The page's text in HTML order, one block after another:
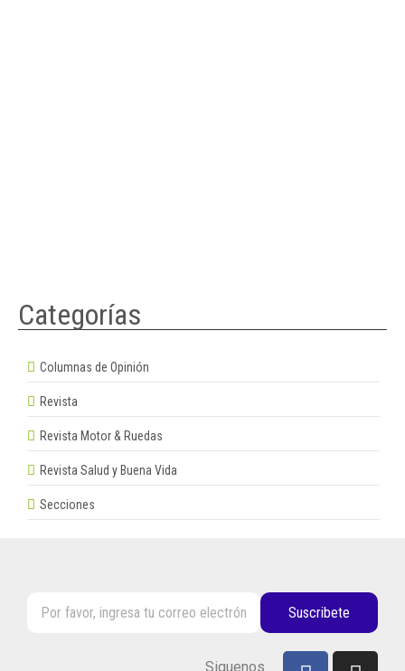
Categorías
Columnas de Opinión
Revista
Revista Motor & Ruedas
Revista Salud y Buena Vida
Secciones
Suscribete
Siguenos